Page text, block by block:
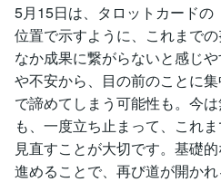
5月15日は、タロットカードの
位置で示すように、これまで
なか成果に繋がらないと感じ
や不安から、目の前のことに
で諦めてしまう可能性も。今
も、一度立ち止まって、これ
見直すことが大切です。基礎
進めることで、再び道が開かれ